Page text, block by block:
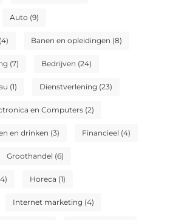
Auto (9)
(4) Banen en opleidingen (8)
(7) Bedrijven (24)
(1) Dienstverlening (23)
en Computers(2)
en drinken (3) Financieel (4)
Groothandel (6)
Horeca (1)
Internet marketing (4)